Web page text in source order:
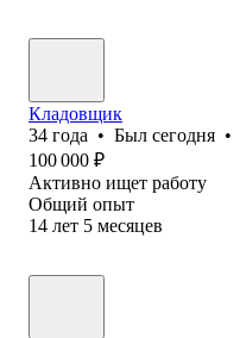
Кладовщик
34 года • Был сегодня •
100 000 ₽
Активно ищет работу
Общий опыт
14 лет 5 месяцев